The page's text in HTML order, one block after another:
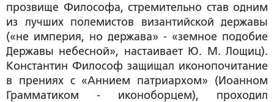
прозвище Философа, стремительно став одним
из лучших полемистов византийской державы
(«не империя, но держава» - «земное подобие
Державы небесной», настаивает Ю. М. Лощиц).
Константин Философ защищал иконопочитание
в прениях с «Аннием патриархом» (Иоанном
Грамматиком - иконоборцем), проходил